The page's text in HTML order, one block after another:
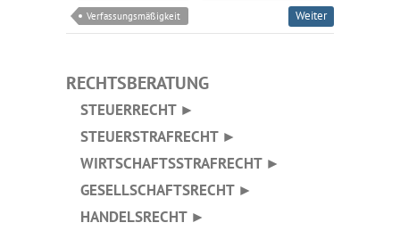
Verfassungsmäßigkeit
Weiter
RECHTSBERATUNG
STEUERRECHT ►
STEUERSTRAFRECHT ►
WIRTSCHAFTSSTRAFRECHT ►
GESELLSCHAFTSRECHT ►
HANDELSRECHT ►